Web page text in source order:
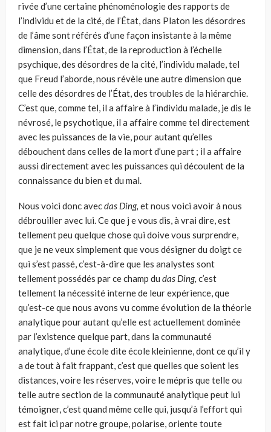
rivée d’une certaine phénoménologie des rapports de
l’individu et de la cité, de l’État, dans Platon les désordres
de l’âme sont référés d’une façon insistante à la même
dimension, dans l’État, de la reproduction à l’échelle
psychique, des désordres de la cité, l’individu malade, tel
que Freud l’aborde, nous révèle une autre dimension que
celle des désordres de l’É­tat, des troubles de la hiérarchie.
C’est que, comme tel, il a affaire à l’indi­vidu malade, je dis le
névrosé, le psychotique, il a affaire comme tel direc­tement
avec les puissances de la vie, pour autant qu’elles
débouchent dans celles de la mort d’une part ; il a affaire
aussi directement avec les puis­sances qui découlent de la
connaissance du bien et du mal.
Nous voici donc avecdas Ding, et nous voici avoir à nous
débrouiller avec lui. Ce que j e vous dis, à vrai dire, est
tellement peu quelque chose qui doive vous surprendre,
que je ne veux simplement que vous désigner du doigt ce
qui s’est passé, c’est-à-dire que les analystes sont
tellement possédés par ce champ du das Ding, c’est
tellement la nécessité interne de leur expérience, que
qu’est-ce que nous avons vu comme évolution de la théo­rie
analytique pour autant qu’elle est actuellement dominée
par l’exis­tence quelque part, dans la communauté
analytique, d’une école dite école kleinienne, dont ce qu’il y
a de tout à fait frappant, c’est que quelles que soient les
distances, voire les réserves, voire le mépris que telle ou
telle autre section de la communauté analytique peut lui
témoigner, c’est quand même celle qui, jusqu’à l’effort qui
est fait ici par notre groupe, polarise, oriente toute